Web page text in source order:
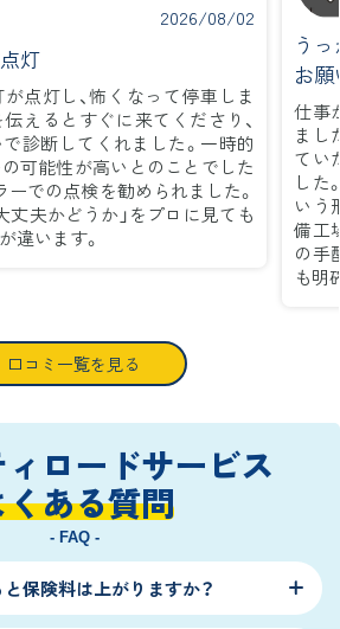
2026/08/02
灯
点灯し、怖くなって停車しま
えるとすぐに来てくださり、
診断してくれました。一時的
可能性が高いとのことでした
ーでの点検を勧められました。
丈夫かどうか」をプロに見ても
違います。
う
お
仕事
まし
てい
した
いう
備工
の手
も明
口コミ一覧を見る
ロードサービス
ある質問
- FAQ -
保険料は上がりますか？